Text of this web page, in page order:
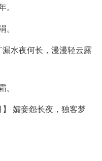
水夜何长，漫漫轻云露
】 孀妾怨长夜，独客梦